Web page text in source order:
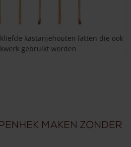
kastanjehouten latten die ook
gebruikt worden
maken zonder